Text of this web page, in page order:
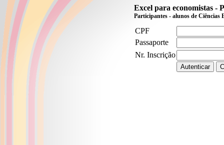
Excel para economistas -
Participantes - alunos de Ciências
CPF
Passaporte
Nr. Inscrição